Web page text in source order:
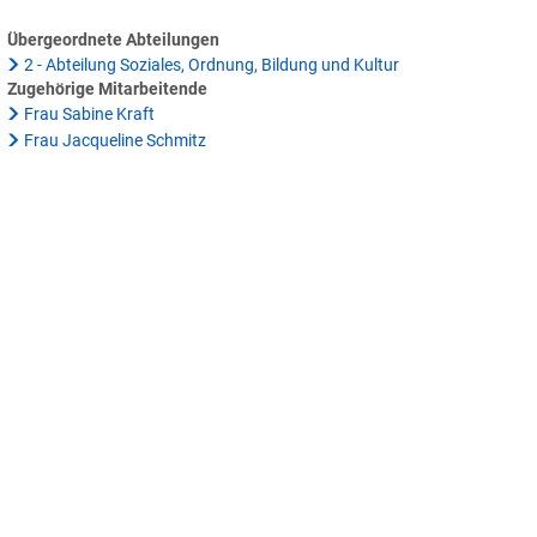
Fahrservice
Übergeordnete Abteilungen
2 - Abteilung Soziales, Ordnung, Bildung und Kultur
Zugehörige Mitarbeitende
Frau Sabine Kraft
Frau Jacqueline Schmitz